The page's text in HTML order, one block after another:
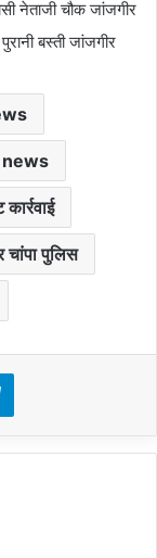
नेताजी चौक जांजगीर
बस्ती जांजगीर
चांपा पुलिस
Telegram